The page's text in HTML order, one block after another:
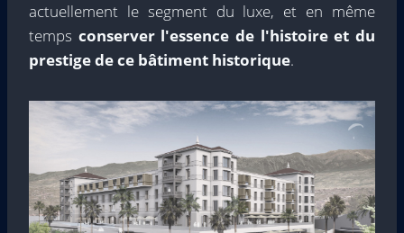
actuellement le segment du luxe, et en même
temps conserver l'essence de l'histoire et du
prestige de ce bâtiment historique.